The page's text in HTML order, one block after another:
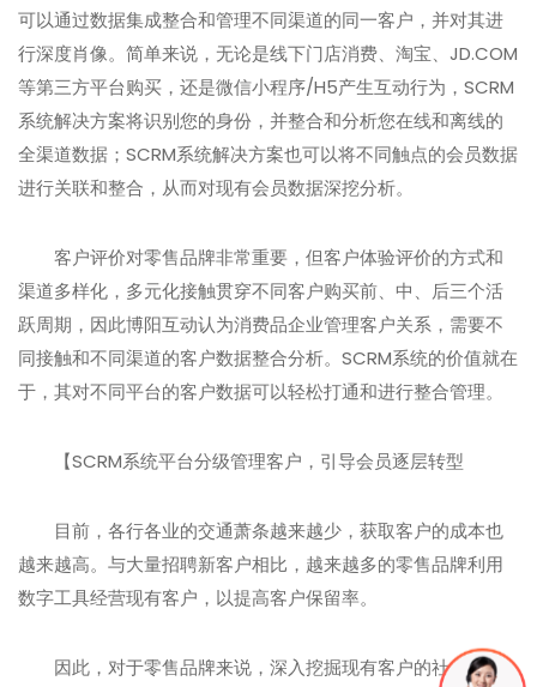
可以通过数据集成整合和管理不同渠道的同一客户，并对其进
行深度肖像。简单来说，无论是线下门店消费、淘宝、JD.COM
等第三方平台购买，还是微信小程序/H5产生互动行为，SCRM
系统解决方案将识别您的身份，并整合和分析您在线和离线的
全渠道数据；SCRM系统解决方案也可以将不同触点的会员数据
进行关联和整合，从而对现有会员数据深挖分析。
客户评价对零售品牌非常重要，但客户体验评价的方式和
渠道多样化，多元化接触贯穿不同客户购买前、中、后三个活
跃周期，因此博阳互动认为消费品企业管理客户关系，需要不
同接触和不同渠道的客户数据整合分析。SCRM系统的价值就在
于，其对不同平台的客户数据可以轻松打通和进行整合管理。
【SCRM系统平台分级管理客户，引导会员逐层转型
目前，各行各业的交通萧条越来越少，获取客户的成本也
越来越高。与大量招聘新客户相比，越来越多的零售品牌利用
数字工具经营现有客户，以提高客户保留率。
因此，对于零售品牌来说，深入挖掘现有客户的社会关